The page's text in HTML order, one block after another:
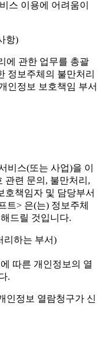
스 이용에 어려움이
항)
에 관한 업무를 총괄
정보주체의 불만처리
인정보 보호책임 부서
비스(또는 사업)을 이
관련 문의, 불만처리,
호책임자 및 담당부서
트> 은(는) 정보주체
드릴 것입니다.
리하는 부서)
따른 개인정보의 열
.
인정보 열람청구가 신